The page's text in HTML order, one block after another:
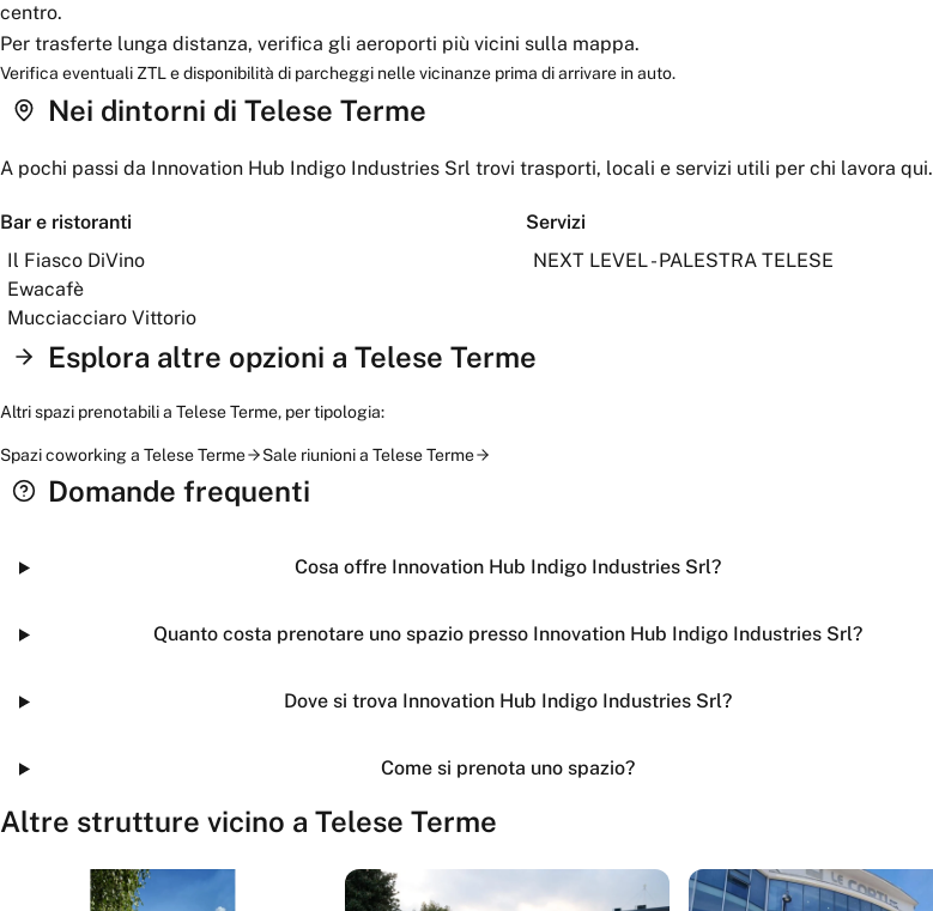
centro.
Per trasferte lunga distanza, verifica gli aeroporti più vicini sulla mappa.
Verifica eventuali ZTL e disponibilità di parcheggi nelle vicinanze prima di arrivare in auto.
Nei dintorni di Telese Terme
A pochi passi da Innovation Hub Indigo Industries Srl trovi trasporti, locali e servizi utili per chi lavora qui.
Bar e ristoranti
Il Fiasco DiVino
Ewacafè
Mucciacciaro Vittorio
Servizi
NEXT LEVEL - PALESTRA TELESE
Esplora altre opzioni a Telese Terme
Altri spazi prenotabili a Telese Terme, per tipologia:
Spazi coworkinga Telese Terme Sale riunionia Telese Terme
Domande frequenti
Cosa offre Innovation Hub Indigo Industries Srl?
Quanto costa prenotare uno spazio presso Innovation Hub Indigo Industries Srl?
Dove si trova Innovation Hub Indigo Industries Srl?
Come si prenota uno spazio?
Altre strutture vicino a Telese Terme